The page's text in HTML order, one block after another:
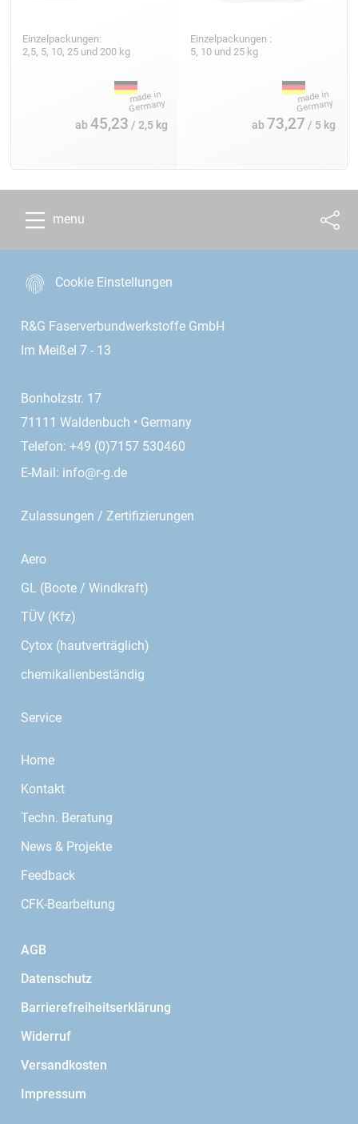
Einzelpackungen:
2,5, 5, 10, 25 und 200 kg
ab45,23 / 2,5 kg
Einzelpackungen :
5, 10 und 25 kg
ab 73,27 / 5 kg
menu
Cookie Einstellungen
R&G Faserverbundwerkstoffe GmbH
Im Meißel 7 - 13
Bonholzstr. 17
71111 Waldenbuch • Germany
Telefon: +49 (0)7157 530460
E-Mail: info@r-g.de
Zulassungen / Zertifizierungen
Aero
GL (Boote / Windkraft)
TÜV (Kfz)
Cytox (hautverträglich)
chemikalienbeständig
Service
Home
Kontakt
Techn. Beratung
News & Projekte
Feedback
CFK-Bearbeitung
AGB
Datenschutz
Barrierefreiheitserklärung
Widerruf
Versandkosten
Impressum